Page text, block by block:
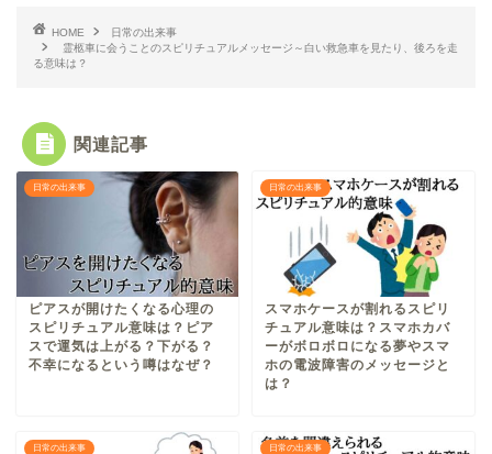
HOME
日常の出来事
霊柩車に会うことのスピリチュアルメッセージ～白い救急車を見たり、後ろを走
る意味は？
関連記事
日常の出来事
ピアスが開けたくなる心理の
スピリチュアル意味は？ピア
スで運気は上がる？下がる？
不幸になるという噂はなぜ？
日常の出来事
スマホケースが割れるスピリ
チュアル意味は？スマホカバ
ーがボロボロになる夢やスマ
ホの電波障害のメッセージと
は？
日常の出来事 日常の出来事